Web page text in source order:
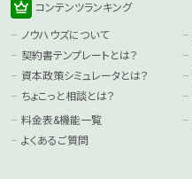
コンテンツランキング
ノウハウズについて
契約書テンプレートとは？
資本政策シミュレータとは？
ちょこっと相談とは？
料金表&機能一覧
よくあるご質問